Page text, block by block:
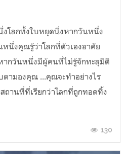
งโลกทั้งใบหยุดนิ่งหากวันหนึ่ง
นึ่งคุณรู้ว่าโลกที่ตัวเองอาศัย
ากวันหนึ่งมีผู้คนที่ไม่รู้จักทะลุมิติ
ตามองคุณ ...คุณจะทำอย่างไร
ถานที่ที่เรียกว่าโลกที่ถูกทอดทิ้ง
130